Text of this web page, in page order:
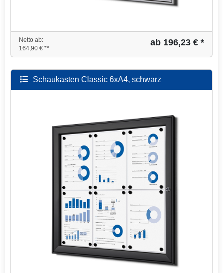
Netto ab:
164,90 € **
ab 196,23 € *
Schaukasten Classic 6xA4, schwarz